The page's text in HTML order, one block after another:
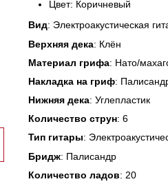
Цвет: Коричневый
Вид: Электроакустическая
Верхняя дека: Клён
Материал грифа: Нато/
Накладка на гриф:
Нижняя дека: Углепластик
Количество струн: 6
Тип гитары:
Бридж: Палисандр
Количество ладов: 20